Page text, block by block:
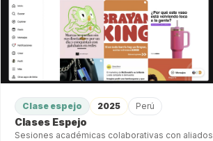
Clase espejo 2025 Perú
Clases Espejo
Sesiones académicas colaborativas con aliados